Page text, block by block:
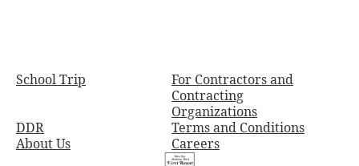
School Trip
For Contractors and
Contracting
Organizations
DDR
Terms and Conditions
About Us
Careers